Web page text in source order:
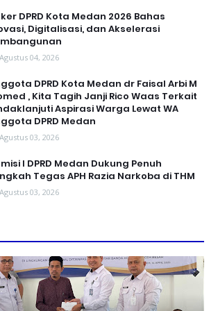
DPRD Kota Medan 2026 Bahas
Digitalisasi, dan Akselerasi
Agustus 04, 2026
DPRD Kota Medan dr Faisal Arbi M
, Kita Tagih Janji Rico Waas Terkait
Aspirasi Warga Lewat WA
DPRD Medan
Agustus 03, 2026
I DPRD Medan Dukung Penuh
Tegas APH Razia Narkoba di THM
Agustus 03, 2026